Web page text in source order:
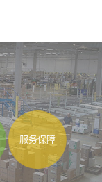
服务保障